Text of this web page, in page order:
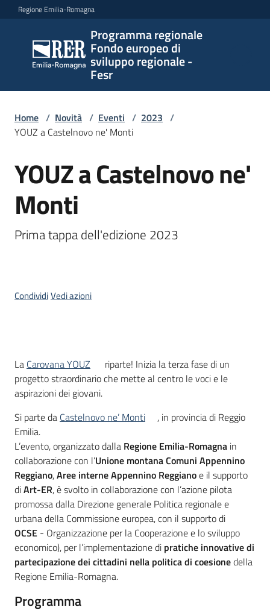
Vai al contenuto
Vai alla navigazione
Vai al footer
Regione Emilia-Romagna
Programma regionale
Fondo europeo di
sviluppo regionale -
Fesr
Programma
regionale
Fondo
europeo di
regionale -
Fesr
Novità
Programmi
Progetti
e
attività
Servizi
Comunicazione
e
partecipazione
Seguici
Home / Novità / Eventi / 2023 /
YOUZ a Castelnovo ne' Monti
Salta al contenuto
YOUZ a Castelnovo ne'
Monti
Prima tappa dell'edizione 2023
CondividiVedi azioni
Cos'è
La Carovana YOUZ
riparte! Inizia la terza fase di un
progetto straordinario che mette al centro le voci e le
aspirazioni dei giovani.
Si parte da Castelnovo ne’ Monti
, in provincia di Reggio
Emilia.
L’evento, organizzato dalla Regione Emilia-Romagna in
collaborazione con l’Unione montana Comuni Appennino
Reggiano,Aree interne Appennino Reggianoe il supporto
diArt-ER, è svolto in collaborazione con l’azione pilota
promossa dalla Direzione generale Politica regionale e
urbana della Commissione europea, con il supporto di
OCSE - Organizzazione per la Cooperazione e lo sviluppo
economico), per l’implementazione di pratiche innovative di
partecipazionedei cittadini nella politica di coesionedella
Regione Emilia-Romagna.
Programma